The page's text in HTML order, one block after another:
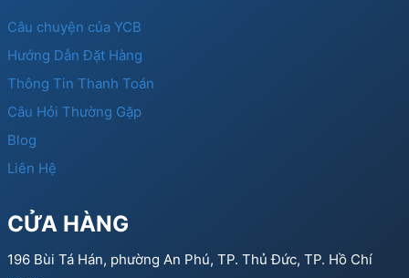
Câu chuyện của YCB
Hướng Dẫn Đặt Hàng
Thông Tin Thanh Toán
Câu Hỏi Thường Gặp
Blog
Liên Hệ
CỬA HÀNG
196 Bùi Tá Hán, phường An Phú, TP. Thủ Đức, TP. Hồ Chí